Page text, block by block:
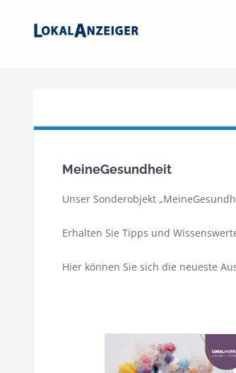
MeineGesundheit
Unser Sonderobjekt
Erhalten Sie Tipps und
Hier können Sie sich die neueste